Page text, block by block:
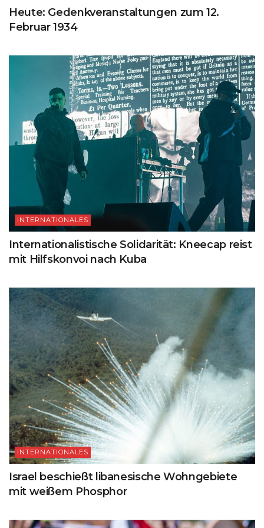
Heute: Gedenkveranstaltungen zum 12.
Februar 1934
INTERNATIONALES
Internationalistische Solidarität: Kneecap reist
mit Hilfskonvoi nach Kuba
INTERNATIONALES
Israel beschießt libanesische Wohngebiete
mit weißem Phosphor